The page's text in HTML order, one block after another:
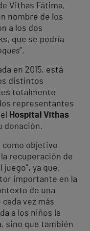
Vithas Fátima,
nombre de los
a los dos
que se podría
”.
en 2015, está
distintos
totalmente
representantes
Hospital Vithas
donación.
como objetivo
recuperación de
ya que,
importante en la
de una
vez más
a los niños la
sino que también